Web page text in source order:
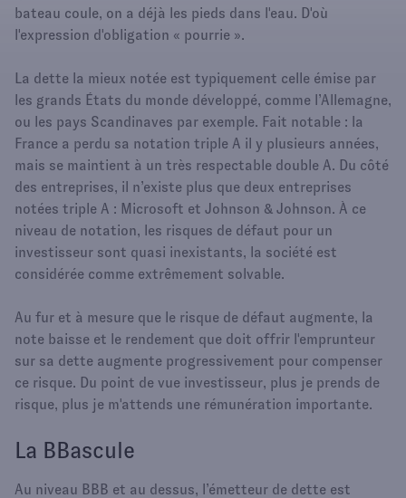
bateau coule, on a déjà les pieds dans l'eau. D'où
l'expression d'obligation « pourrie ».
La dette la mieux notée est typiquement celle émise par
les grands États du monde développé, comme l’Allemagne,
ou les pays Scandinaves par exemple. Fait notable : la
France a perdu sa notation triple A il y plusieurs années,
mais se maintient à un très respectable double A. Du côté
des entreprises, il n’existe plus que deux entreprises
notées triple A : Microsoft et Johnson & Johnson. À ce
niveau de notation, les risques de défaut pour un
investisseur sont quasi inexistants, la société est
considérée comme extrêmement solvable.
Au fur et à mesure que le risque de défaut augmente, la
note baisse et le rendement que doit offrir l'emprunteur
sur sa dette augmente progressivement pour compenser
ce risque. Du point de vue investisseur, plus je prends de
risque, plus je m'attends une rémunération importante.
La BBascule
Au niveau BBB et au dessus, l’émetteur de dette est